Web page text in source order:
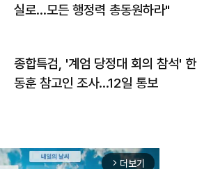
실로…모든 행정력 총동원하라"
종합특검, '계엄 당정대 회의 참석' 한
동훈 참고인 조사...12일 통보
arrow_forward_ios 더보기